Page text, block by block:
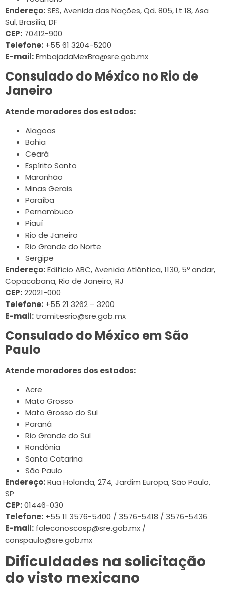
Endereço:SES, Avenida das Nações, Qd. 805, Lt 18, Asa
Sul, Brasília, DF
CEP: 70412-900
Telefone: +55 61 3204-5200
E-mail:EmbajadaMexBra@sre.gob.mx
Consulado do México no Rio de
Janeiro
Atende moradores dos estados:
Alagoas
Bahia
Ceará
Espírito Santo
Maranhão
Minas Gerais
Paraíba
Pernambuco
Piauí
Rio de Janeiro
Rio Grande do Norte
Sergipe
Endereço:Edifício ABC, Avenida Atlântica, 1130, 5º andar,
Copacabana, Rio de Janeiro, RJ
CEP:22021-000
Telefone: +55 21 3262 – 3200
E-mail: tramitesrio@sre.gob.mx
Consulado do México em São
Paulo
Atende moradores dos estados:
Acre
Mato Grosso
Mato Grosso do Sul
Paraná
Rio Grande do Sul
Rondônia
Santa Catarina
São Paulo
Endereço:Rua Holanda, 274, Jardim Europa, São Paulo,
SP
CEP:01446-030
Telefone: +55 11 3576-5400 / 3576-5418 / 3576-5436
E-mail: faleconoscosp@sre.gob.mx /
conspaulo@sre.gob.mx
Dificuldades na solicitação
do visto mexicano